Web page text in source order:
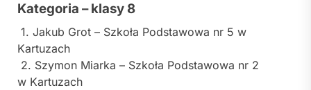
Kategoria – klasy 8
1. Jakub Grot – Szkoła Podstawowa nr 5 w
Kartuzach
2. Szymon Miarka – Szkoła Podstawowa nr 2
w Kartuzach